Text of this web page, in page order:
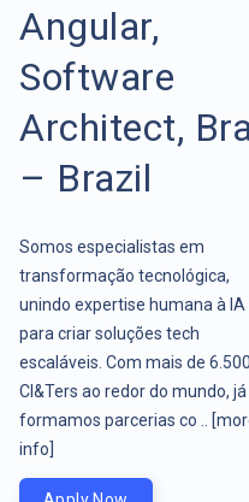
Angular,
Software
Architect,
– Brazil
Somos especialistas em
transformação tecnológica,
unindo expertise humana à IA
para criar soluções tech
escaláveis. Com mais de 6.500
CI&Ters ao redor do mundo, já
formamos parcerias co ..
info]